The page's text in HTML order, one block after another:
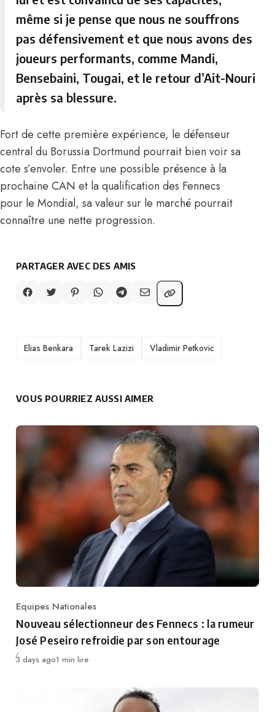
même si je pense que nous ne souffrons
pas défensivement et que nous avons des
joueurs performants, comme Mandi,
Bensebaini, Tougai, et le retour d’Ait-Nouri
après sa blessure.
Fort de cette première expérience, le défenseur
central du Borussia Dortmund pourrait bien voir sa
cote s’envoler. Entre une possible présence à la
prochaine CAN et la qualification des Fennecs
pour le Mondial, sa valeur sur le marché pourrait
connaître une nette progression.
PARTAGER AVEC DES AMIS
TAGS
Elias Benkara Tarek Lazizi Vladimir Petkovic
VOUS POURRIEZ AUSSI AIMER
Category
Equipes Nationales
Nouveau sélectionneur des Fennecs : la rumeur
José Peseiro refroidie par son entourage
Publié
3 days ago1 min lire